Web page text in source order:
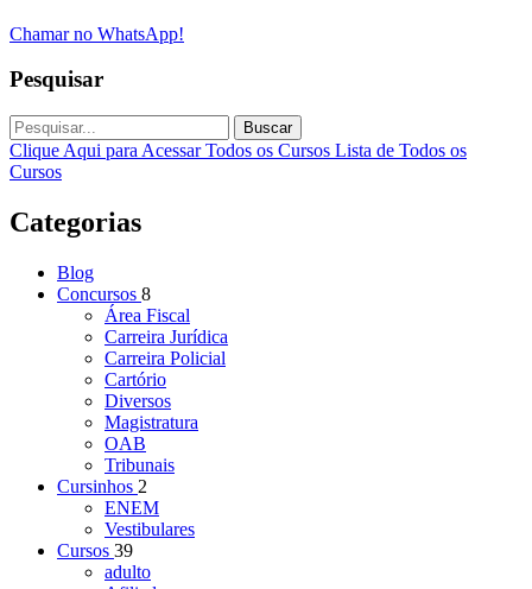
Chamar no WhatsApp!
Pesquisar
Buscar
Clique Aqui para Acessar Todos os Cursos Lista de Todos os
Cursos
Categorias
Blog
Concursos 8
Área Fiscal
Carreira Jurídica
Carreira Policial
Cartório
Diversos
Magistratura
OAB
Tribunais
Cursinhos 2
ENEM
Vestibulares
Cursos 39
adulto